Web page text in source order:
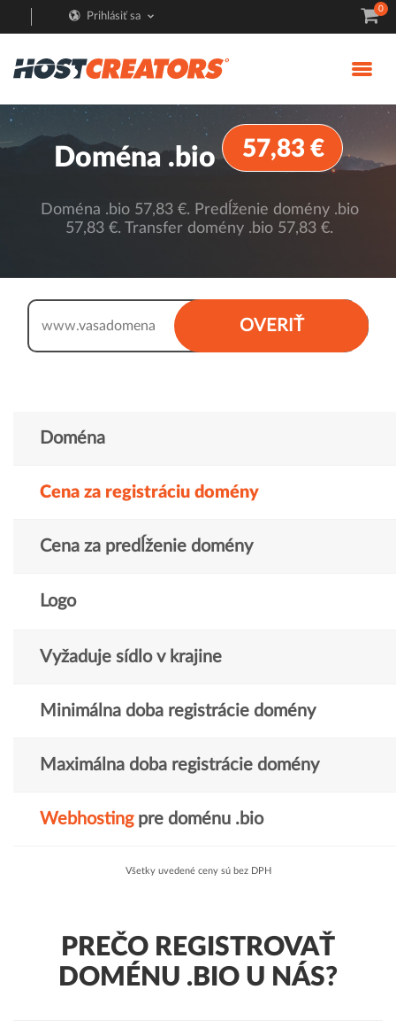
Prihlásiť sa
0
Doména .bio 57,83 €
Doména .bio 57,83 €. Predĺženie domény .bio
57,83 €. Transfer domény .bio 57,83 €.
OVERIŤ
www.
Doména
Cena za registráciu domény
Cena za predĺženie domény
Logo
Vyžaduje sídlo v krajine
Minimálna doba registrácie domény
Maximálna doba registrácie domény
Webhostingpre doménu .bio
Všetky uvedené ceny sú bez DPH
PREČO REGISTROVAŤ
DOMÉNU .BIO U NÁS?